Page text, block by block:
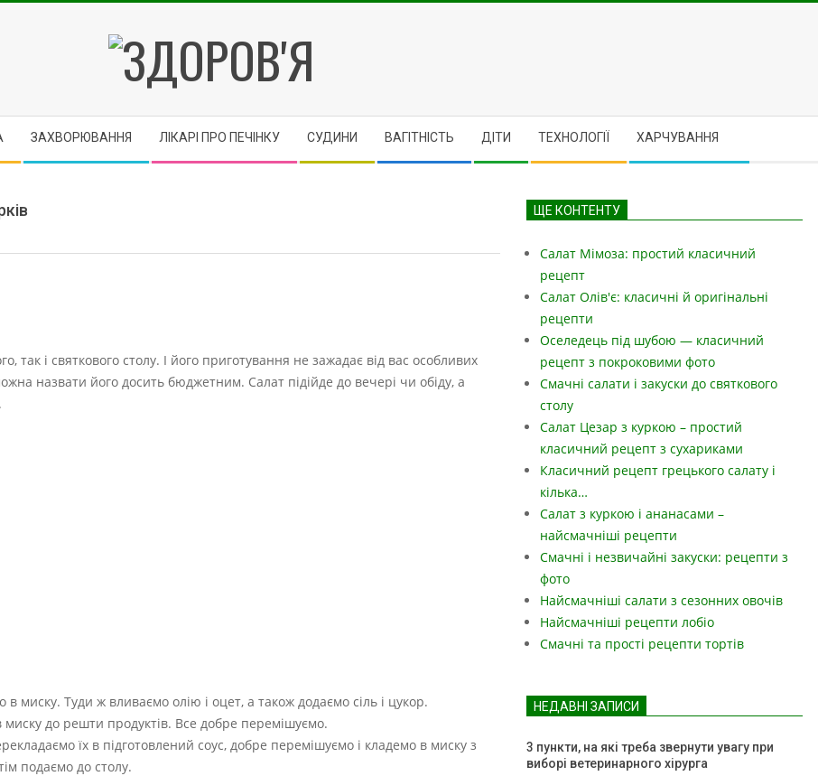
ЗДОРОВ'Я
ЗАХВОРЮВАННЯ ЛІКАРІ ПРО ПЕЧІНКУ CУДИНИ ВАГІТНІСТЬ ДІТИ ТЕХНОЛОГІЇ ХАРЧУВАННЯ
і святкового столу. І його приготування не зажадає від вас особливих
назвати його досить бюджетним. Салат підійде до вечері чи обіду, а
миску. Туди ж вливаємо олію і оцет, а також додаємо сіль і цукор.
до решти продуктів. Все добре перемішуємо.
їх в підготовлений соус, добре перемішуємо і кладемо в миску з
подаємо до столу.
ЩЕ КОНТЕНТУ
Салат Мімоза: простий класичний
рецепт
Салат Олів'є: класичні й оригінальні
рецепти
Оселедець під шубою — класичний
рецепт з покроковими фото
Смачні салати і закуски до святкового
столу
Салат Цезар з куркою – простий
класичний рецепт з сухариками
Класичний рецепт грецького салату і
кілька…
Салат з куркою і ананасами –
найсмачніші рецепти
Смачні і незвичайні закуски: рецепти з
фото
Найсмачніші салати з сезонних овочів
Найсмачніші рецепти лобіо
Смачні та прості рецепти тортів
НЕДАВНІ ЗАПИСИ
3 пункти, на які треба звернути увагу при
виборі ветеринарного хірурга